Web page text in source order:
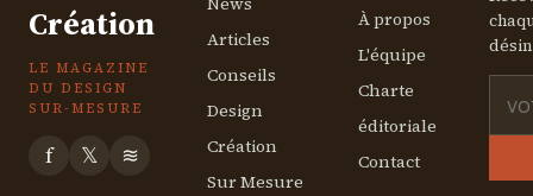
Création
LE MAGAZINE
DU DESIGN
SUR-MESURE
f 𝕏 ≋
Articles
Conseils
Design
Création
Sur Mesure
À propos
L'équipe
Charte
éditoriale
Contact